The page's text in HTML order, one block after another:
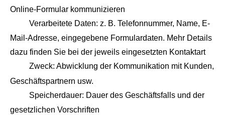
Online-Formular kommunizieren
Verarbeitete Daten: z. B. Telefonnummer, Name, E-
Mail-Adresse, eingegebene Formulardaten. Mehr Details
dazu finden Sie bei der jeweils eingesetzten Kontaktart
Zweck: Abwicklung der Kommunikation mit Kunden,
Geschäftspartnern usw.
Speicherdauer: Dauer des Geschäftsfalls und der
gesetzlichen Vorschriften